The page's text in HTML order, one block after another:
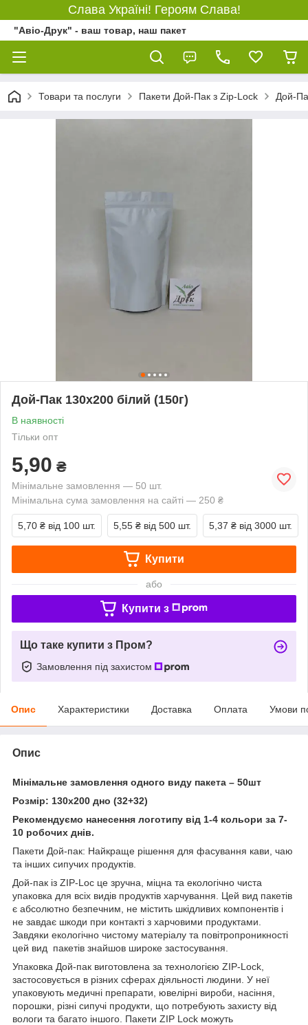
Слава Україні! Героям Слава!
"Авіо-Друк" - ваш товар, наш пакет
Товари та послуги Пакети Дой-Пак з Zip-Lock Дой-
Дой-Пак 130х200 білий (150г)
В наявності
Тільки опт
5,90 ₴
Мінімальне замовлення — 50 шт.
Мінімальна сума замовлення на сайті — 250 ₴
5,70 ₴ від 100 шт. 5,55 ₴ від 500 шт. 5,37 ₴ від 3000 шт.
Купити
або
Купити з
Що таке купити з Пром?
Замовлення під захистом
Опис Характеристики Доставка Оплата Умови
Опис
Мінімальне замовлення одного виду пакета – 50шт
Розмір: 130х200 дно (32+32)
Рекомендуємо нанесення логотипу від 1-4 кольори за 7-
10 робочих днів.
Пакети Дой-пак: Найкраще рішення для фасування кави, чаю
та інших сипучих продуктів.
Дой-пак із ZIP-Loc це зручна, міцна та екологічно чиста
упаковка для всіх видів продуктів харчування. Цей вид пакетів
є абсолютно безпечним, не містить шкідливих компонентів і
не завдає шкоди при контакті з харчовими продуктами.
Завдяки екологічно чистому матеріалу та повітропроникності
цей вид пакетів знайшов широке застосування.
Упаковка Дой-пак виготовлена ​​за технологією ZIP-Lock,
застосовується в різних сферах діяльності людини. У неї
упаковують медичні препарати, ювелірні вироби, насіння,
порошки, різні сипучі продукти, що потребують захисту від
вологи та багато іншого. Пакети ZIP Lock можуть